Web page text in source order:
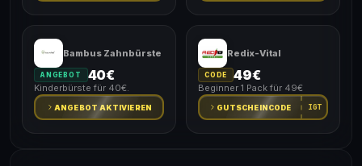
Bambus Zahnbürste
ANGEBOT 40€
Kinderbürste für 40€.
ANGEBOT AKTIVIEREN
Redix-Vital
CODE 49€
Beginner 1 Pack für 49€
GUTSCHEINCODE IGT